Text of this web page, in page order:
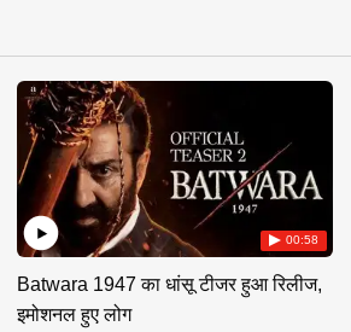
00:58
Batwara 1947 का धांसू टीजर हुआ रिलीज,
इमोशनल हुए लोग